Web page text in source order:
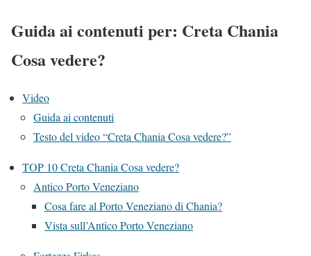
Guida ai contenuti per: Creta Chania
Cosa vedere?
Video
Guida ai contenuti
Testo del video “Creta Chania Cosa vedere?”
TOP 10 Creta Chania Cosa vedere?
Antico Porto Veneziano
Cosa fare al Porto Veneziano di Chania?
Vista sull’Antico Porto Veneziano